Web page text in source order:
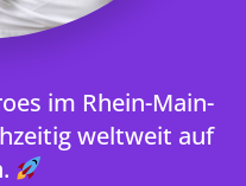
im Rhein-Main-
weltweit auf